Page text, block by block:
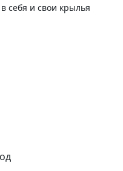
себя и свои крылья